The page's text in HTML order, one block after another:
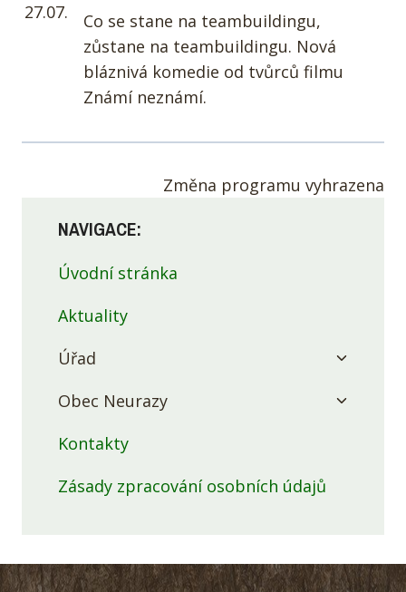
27.07.
Co se stane na teambuildingu,
zůstane na teambuildingu. Nová
bláznivá komedie od tvůrců filmu
Známí neznámí.
Změna programu vyhrazena
NAVIGACE:
Úvodní stránka
Aktuality
Úřad
Toggle
menu
Obec Neurazy
Toggle
Kontakty
Zásady zpracování osobních údajů